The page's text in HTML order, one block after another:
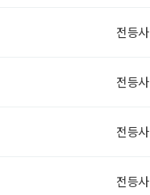
전등사
전등사
전등사
전등사